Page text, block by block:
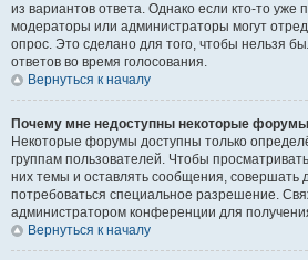
из вариантов ответа. Однако если кто-то уже
модераторы или администраторы могут
опрос. Это сделано для того, чтобы нельзя
ответов во время голосования.
Вернуться к началу
Почему мне недоступны некоторые
Некоторые форумы доступны только
группам пользователей. Чтобы
них темы и оставлять сообщения, совершать
потребоваться специальное разрешение.
администратором конференции для
Вернуться к началу